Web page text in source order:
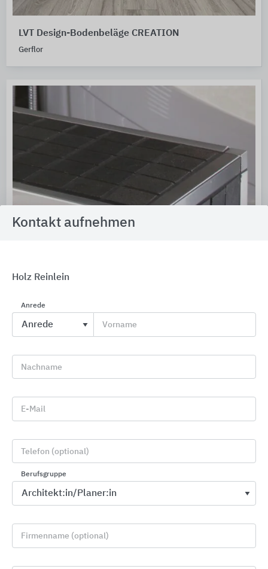
LVT Design-Bodenbeläge CREATION
Gerflor
Blanke Systems
Kontakt aufnehmen
Holz Reinlein
Anrede
Vorname
Nachname
E-Mail
Telefon (optional)
Berufsgruppe
Firmenname (optional)